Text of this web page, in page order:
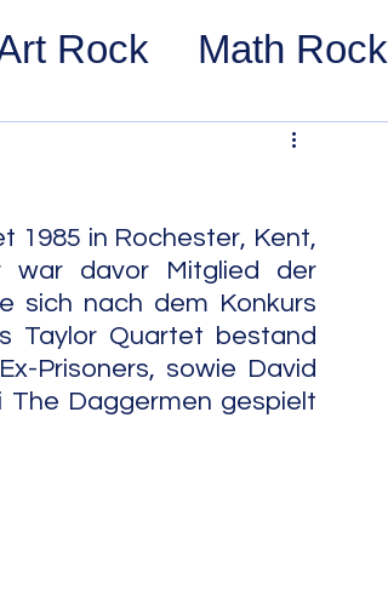
Rock Math Rock
Alternative Rock
Indie Pop Pop
1985 in Rochester, Kent,
war davor Mitglied der
sich nach dem Konkurs
Taylor Quartet bestand
Prisoners, sowie David
The Daggermen gespielt